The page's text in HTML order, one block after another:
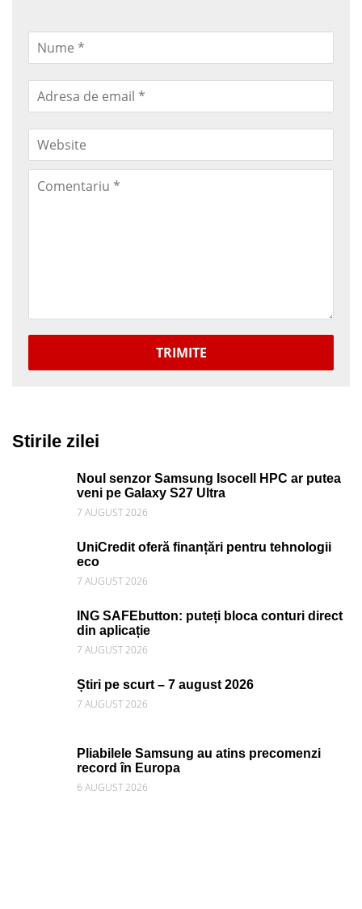
TRIMITE
Stirile zilei
Noul senzor Samsung Isocell HPC ar putea
veni pe Galaxy S27 Ultra
7 AUGUST 2026
UniCredit oferă finanțări pentru tehnologii
eco
7 AUGUST 2026
ING SAFEbutton: puteți bloca conturi direct
din aplicație
7 AUGUST 2026
Știri pe scurt – 7 august 2026
7 AUGUST 2026
Pliabilele Samsung au atins precomenzi
record în Europa
6 AUGUST 2026